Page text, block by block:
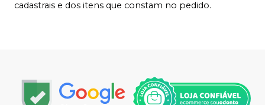
cadastrais e dos itens que constam no pedido.